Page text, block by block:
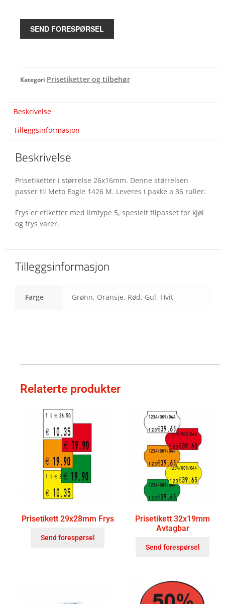
SEND FORESPØRSEL
Kategori Prisetiketter og tilbehør
Beskrivelse
Tilleggsinformasjon
Beskrivelse
Prisetiketter i størrelse 26x16mm. Denne størrelsen
passer til Meto Eagle 1426 M. Leveres i pakke a 36 ruller.
Frys er etiketter med limtype 5, spesielt tilpasset for kjøl
og frys varer.
Tilleggsinformasjon
Farge Grønn, Oransje, Rød, Gul, Hvit
Relaterte produkter
Prisetikett 29x28mm Frys
Send forespørsel
Prisetikett 32x19mm
Avtagbar
Send forespørsel